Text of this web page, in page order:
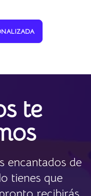
te
encantados de
tienes que